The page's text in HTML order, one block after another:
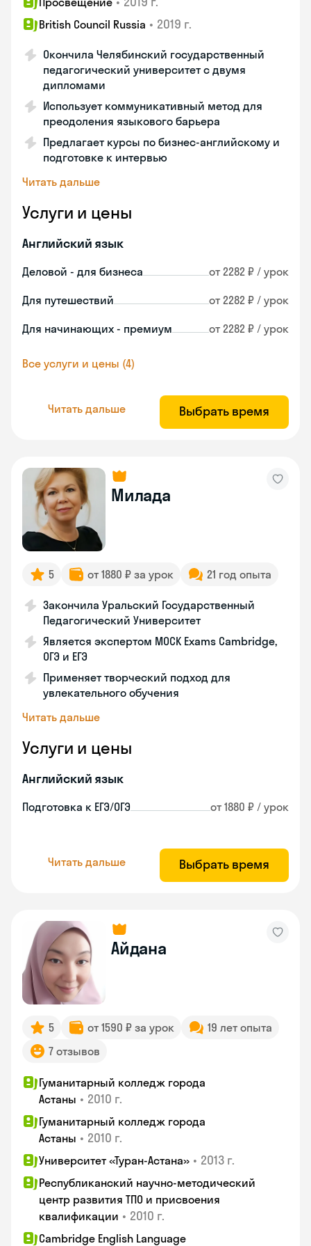
British Council Russia • 2019 г.
Окончила Челябинский государственный
педагогический университет с двумя
дипломами
Использует коммуникативный метод для
преодоления языкового барьера
Предлагает курсы по бизнес-английскому и
подготовке к интервью
Читать дальше
Услуги и цены
Английский язык
Деловой - для бизнеса от 2282 ₽ / урок
Для путешествий от 2282 ₽ / урок
Для начинающих - премиум от 2282 ₽ / урок
Все услуги и цены (4)
Читать дальше Выбрать время
Милада
5 от 1880 ₽ за урок 21 год опыта
Закончила Уральский Государственный
Педагогический Университет
Является экспертом MOCK Exams Cambridge,
ОГЭ и ЕГЭ
Применяет творческий подход для
увлекательного обучения
Читать дальше
Услуги и цены
Английский язык
Подготовка к ЕГЭ/ОГЭ от 1880 ₽ / урок
Читать дальше Выбрать время
Айдана
5 от 1590 ₽ за урок
19 лет опыта
7 отзывов
Гуманитарный колледж города
Астаны • 2010 г.
Гуманитарный колледж города
Астаны • 2010 г.
Университет «Туран-Астана» • 2013 г.
Республиканский научно-методический
центр развития ТПО и присвоения
квалификации • 2010 г.
Cambridge English Language